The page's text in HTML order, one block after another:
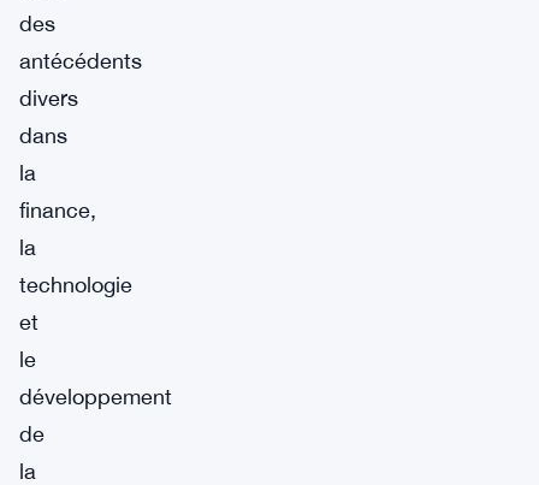
des
antécédents
divers
dans
la
finance,
la
technologie
et
le
développement
de
la